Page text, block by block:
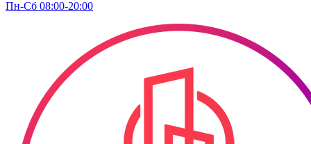
Пн-Сб 08:00-20:00